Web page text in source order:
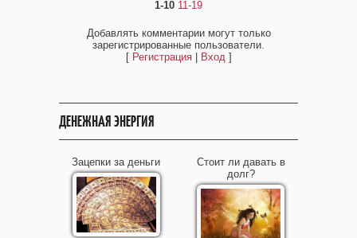
1-10 11-19
Добавлять комментарии могут только
зарегистрированные пользователи.
[ Регистрация| Вход]
ДЕНЕЖНАЯ ЭНЕРГИЯ
Зацепки за деньги
Стоит ли давать в
долг?